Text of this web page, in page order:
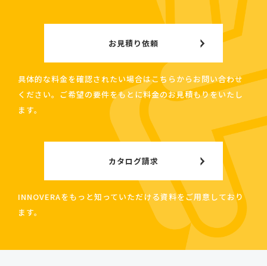
お見積り依頼
具体的な料金を確認されたい場合はこちらからお問い合わせ
ください。ご希望の要件をもとに料金のお見積もりをいたし
ます。
カタログ請求
INNOVERAをもっと知っていただける資料をご用意しており
ます。